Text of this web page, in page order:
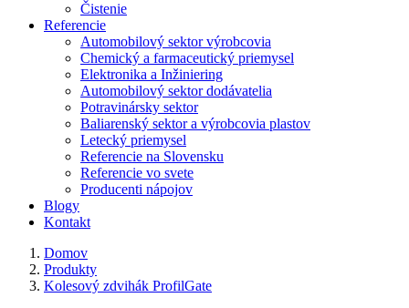
Čistenie
Referencie
Automobilový sektor výrobcovia
Chemický a farmaceutický priemysel
Elektronika a Inžiniering
Automobilový sektor dodávatelia
Potravinársky sektor
Baliarenský sektor a výrobcovia plastov
Letecký priemysel
Referencie na Slovensku
Referencie vo svete
Producenti nápojov
Blogy
Kontakt
Domov
Produkty
Kolesový zdvihák ProfilGate